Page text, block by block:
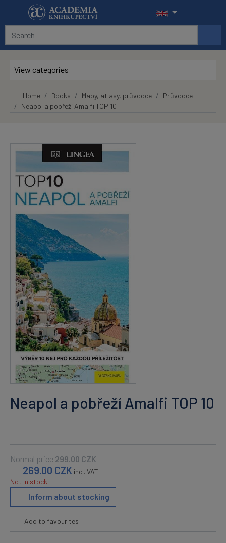
Skip to main content
View categories
Home Books Mapy, atlasy, průvodce
Průvodce
Neapol a pobřeží Amalfi TOP 10
Neapol a pobřeží Amalfi TOP 10
Normal price 299.00CZK
269.00 CZK incl. VAT
Not in stock
Inform about stocking
Add to favourites